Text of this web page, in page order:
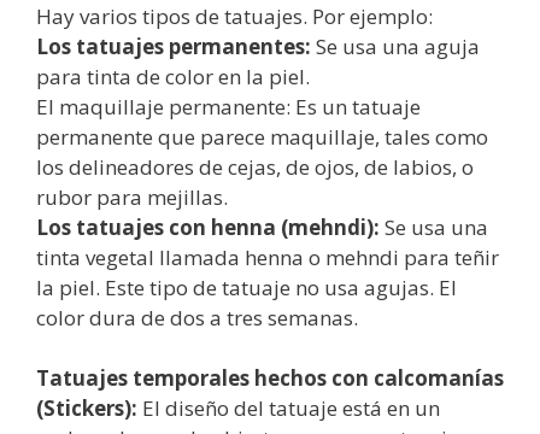
Hay varios tipos de tatuajes. Por ejemplo:
Los tatuajes permanentes: Se usa una aguja
para tinta de color en la piel.
El maquillaje permanente: Es un tatuaje
permanente que parece maquillaje, tales como
los delineadores de cejas, de ojos, de labios, o
rubor para mejillas.
Los tatuajes con henna (mehndi): Se usa una
tinta vegetal llamada henna o mehndi para teñir
la piel. Este tipo de tatuaje no usa agujas. El
color dura de dos a tres semanas.
Tatuajes temporales hechos con calcomanías
(Stickers): El diseño del tatuaje está en un